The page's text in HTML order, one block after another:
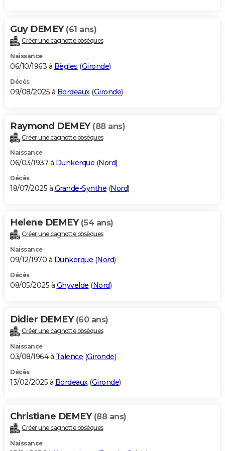
Guy DEMEY (61 ans)
Créer une cagnotte obsèques
Naissance
06/10/1963 à Bègles (Gironde)
Décès
09/08/2025 à Bordeaux (Gironde)
Raymond DEMEY (88 ans)
Créer une cagnotte obsèques
Naissance
06/03/1937 à Dunkerque (Nord)
Décès
18/07/2025 à Grande-Synthe (Nord)
Helene DEMEY (54 ans)
Créer une cagnotte obsèques
Naissance
09/12/1970 à Dunkerque (Nord)
Décès
08/05/2025 à Ghyvelde (Nord)
Didier DEMEY (60 ans)
Créer une cagnotte obsèques
Naissance
03/08/1964 à Talence (Gironde)
Décès
13/02/2025 à Bordeaux(Gironde)
Christiane DEMEY (88 ans)
Créer une cagnotte obsèques
Naissance